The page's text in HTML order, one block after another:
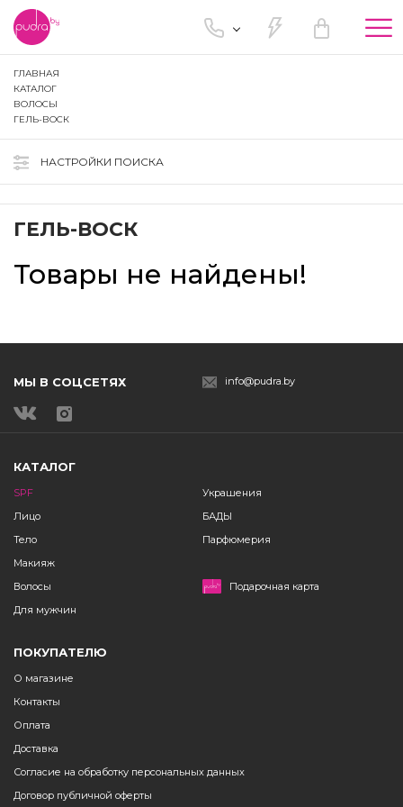
ГЛАВНАЯ
КАТАЛОГ
ВОЛОСЫ
ГЕЛЬ-ВОСК
НАСТРОЙКИ ПОИСКА
ГЕЛЬ-ВОСК
Товары не найдены!
МЫ В СОЦСЕТЯХ info@pudra.by
КАТАЛОГ
SPF
Лицо
Тело
Макияж
Волосы
Для мужчин
Украшения
БАДЫ
Парфюмерия
Подарочная карта
ПОКУПАТЕЛЮ
О магазине
Контакты
Оплата
Доставка
Согласие на обработку персональных данных
Договор публичной оферты